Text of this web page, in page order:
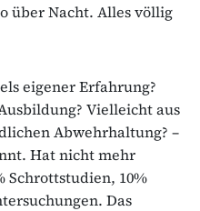
über Nacht. Alles völlig
eigener Erfahrung?
Vielleicht aus
Abwehrhaltung? –
Hat nicht mehr
Schrottstudien, 10%
Das